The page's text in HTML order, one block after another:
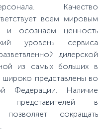
Качество
всем мировым
и осознаем ценность
уровень сервиса
дилерской
из самых больших в
широко представлены во
Федерации. Наличие
представителей в
позволяет сокращать